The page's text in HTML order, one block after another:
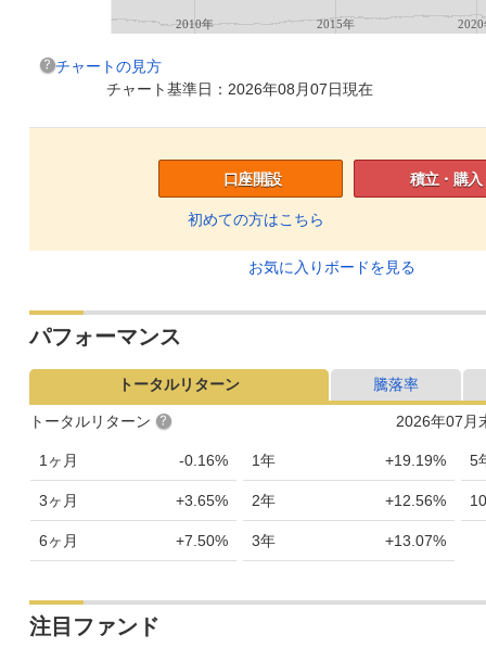
2010年 2015年 2020
チャートの見方
チャート基準日：2026年08月07日現在
口座開設
初めての方はこちら
積立・購入
お気に入りボードを見る
パフォーマンス
トータルリターン 騰落率
2026年07月
トータルリターン
1ヶ月 -0.16%
3ヶ月 +3.65%
6ヶ月 +7.50%
1年 +19.19%
2年 +12.56%
3年 +13.07%
5
注目ファンド